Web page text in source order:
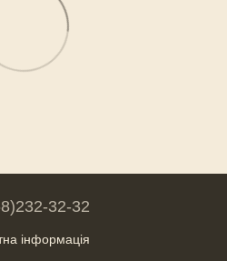
32-32
інформація